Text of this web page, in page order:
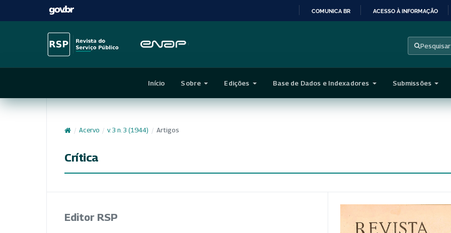
CONTEÚDO
COMUNICA BR ACESSO À INFORMAÇÃO
Pesquisar
Início Sobre Edições Base de Dados e Indexadores Submissões
/ Acervo / v. 3 n. 3 (1944) / Artigos
Crítica
Editor RSP